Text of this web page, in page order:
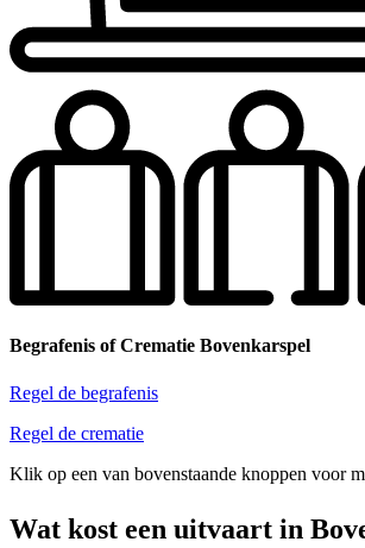
Begrafenis of Crematie Bovenkarspel
Regel de begrafenis
Regel de crematie
Klik op een van bovenstaande knoppen voor
Wat kost een uitvaart in